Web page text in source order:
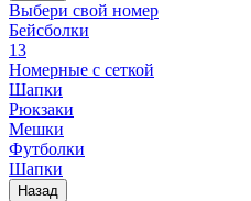
Выбери свой номер
Бейсболки
13
Номерные с сеткой
Шапки
Рюкзаки
Мешки
Футболки
Шапки
Назад